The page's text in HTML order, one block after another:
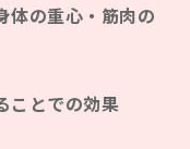
体の重心・筋肉の
ことでの効果